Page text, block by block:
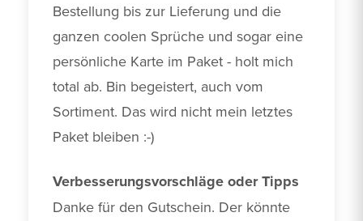
Bestellung bis zur Lieferung und die
ganzen coolen Sprüche und sogar eine
persönliche Karte im Paket - holt mich
total ab. Bin begeistert, auch vom
Sortiment. Das wird nicht mein letztes
Paket bleiben :-)
Verbesserungsvorschläge oder Tipps
Danke für den Gutschein. Der könnte